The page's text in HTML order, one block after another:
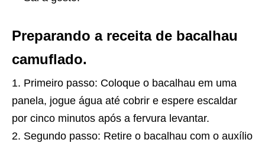
Preparando a receita de bacalhau
camuflado.
Primeiro passo: Coloque o bacalhau em uma
panela, jogue água até cobrir e espere escaldar
por cinco minutos após a fervura levantar.
Segundo passo: Retire o bacalhau com o auxílio